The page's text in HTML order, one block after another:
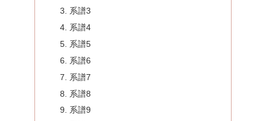
系譜3
系譜4
系譜5
系譜6
系譜7
系譜8
系譜9